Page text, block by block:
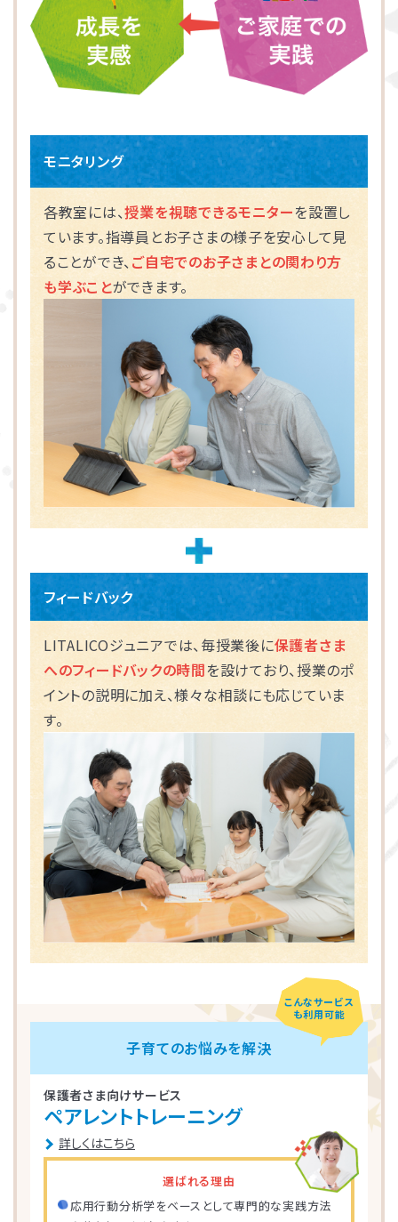
モニタリング
各教室には、授業を視聴できるモニターを設置し
ています。指導員とお子さまの様子を安心して見
ることができ、ご自宅でのお子さまとの関わり方
も学ぶことができます。
フィードバック
LITALICOジュニアでは、毎授業後に保護者さま
へのフィードバックの時間を設けており、授業のポ
イントの説明に加え、様々な相談にも応じていま
す。
こんなサービス
も利用可能
子育てのお悩みを解決
保護者さま向けサービス
ペアレントトレーニング
詳しくはこちら
選ばれる理由
応用行動分析学をベースとして専門的な実践方法
板橋区
荒川区
横浜市西区
横浜市旭区
横浜市青葉区
海老名市
相模原市